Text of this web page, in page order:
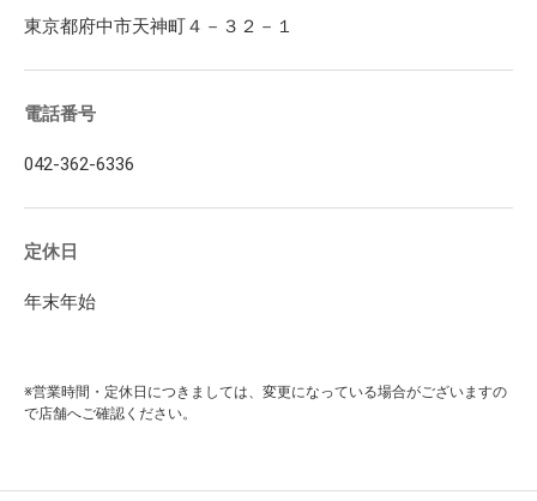
東京都府中市天神町４－３２－１
電話番号
042-362-6336
定休日
年末年始
※営業時間・定休日につきましては、変更になっている場合がございますの
で店舗へご確認ください。